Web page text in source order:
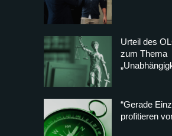
Urteil des
zum Thema
“Gerade
profitieren